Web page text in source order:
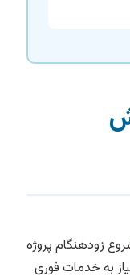
زودهنگام پروژه
به خدمات فوری